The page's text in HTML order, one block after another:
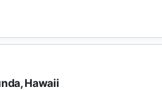
Hawaii